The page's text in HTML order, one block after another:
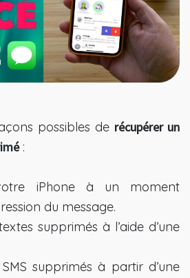
possibles de récupérer un
:
iPhone à un moment
du message.
supprimés à l’aide d’une
supprimés à partir d’une